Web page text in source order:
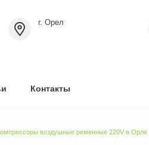
Контакты
г. Орел
воздушные ременные 220V в Орле